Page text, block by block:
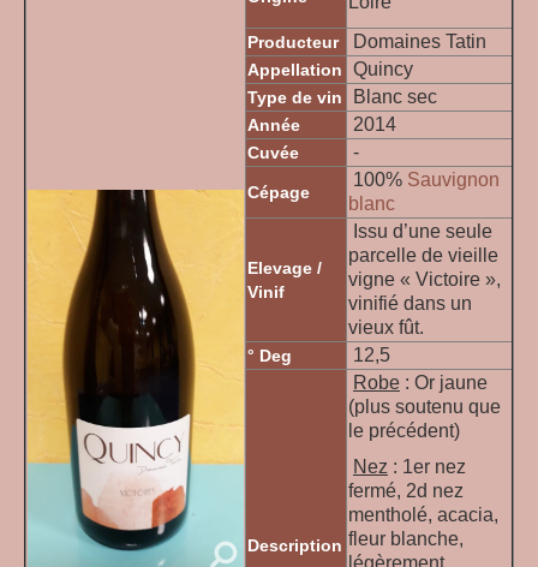
Producteur Domaines Tatin
Appellation Quincy
Type de vin Blanc sec
Année 2014
Cuvée -
Cépage
100% Sauvignon
blanc
Elevage /
Vinif
Issu d’une seule
parcelle de vieille
vigne « Victoire »,
vinifié dans un
vieux fût.
° Deg 12,5
Description
Robe : Or jaune
(plus soutenu que
le précédent)
Nez : 1er nez
fermé, 2d nez
mentholé, acacia,
fleur blanche,
légèrement